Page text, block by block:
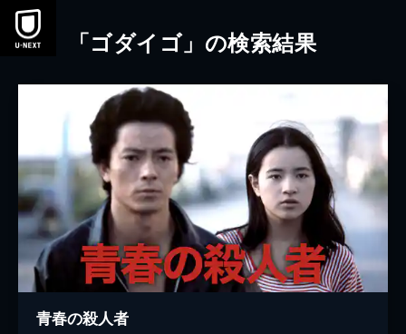
本文へスキップ
「ゴダイゴ」の検索結果
青春の殺人者